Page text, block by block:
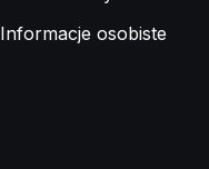
Informacje osobiste